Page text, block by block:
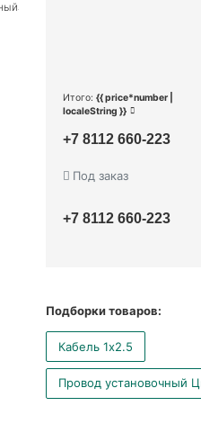
Итого: {{ price*number |
localeString }}
+7 8112 660-223
Под заказ
+7 8112 660-223
Подборки товаров:
Кабель 1x2.5
Провод установочный